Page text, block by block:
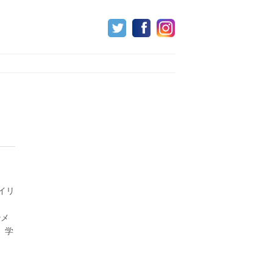
リ
学